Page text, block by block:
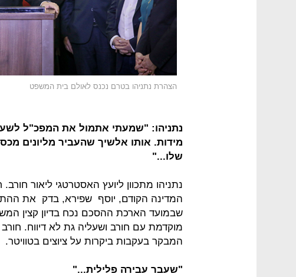
הצהרת נתניהו בטרם נכנס לאולם בית המשפט
נתניהו: "שמעתי אתמול את המפכ"ל
מידות. אותו אלשיך שהעביר מליונים
שלו..."
נתניהו מתכוון ליועץ האסטרטגי ליאור
המדינה הקודם, יוסף שפירא, בדק את
שבמועד הארכת ההסכם נכח בדיון קצין
מוקדמת עם חורב ושעליה גת לא דיווח.
המבקר בעקבות ביקרות על ציוצים בטוויטר.
"שעבר עבירה פלילית..."